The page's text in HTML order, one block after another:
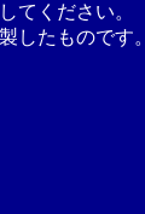
てください。
したものです。